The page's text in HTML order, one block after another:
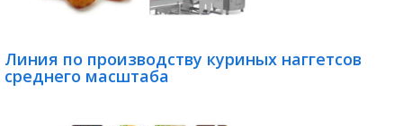
Линия по производству куриных наггетсов
среднего масштаба